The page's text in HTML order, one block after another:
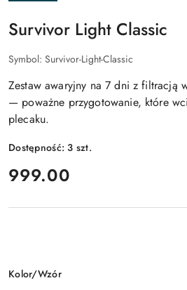
STAYPREPARED
Survivor Light Classic
Symbol: Survivor-Light-Classic
Zestaw awaryjny na 7 dni z filtracją
— poważne przygotowanie, które
plecaku.
Dostępność:3 szt.
cena:
999.00
Wariant
Kolor/Wzór